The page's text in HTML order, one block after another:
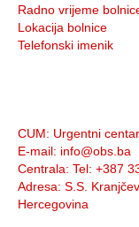
Radno vrijeme
Lokacija bolnice
Telefonski imenik
CUM: Urgentni
E-mail: info@obs.ba
Centrala: Tel: +387
Adresa: S.S.
Hercegovina